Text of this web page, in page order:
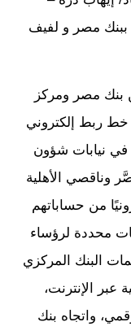
ببنك مصر و لفيف
بنك مصر ومركز
خط ربط إلكتروني
في نيابات شؤون
وناقصي الأهلية
من حساباتهم
محددة لرؤساء
البنك المركزي
الإنترنت،
واتجاه بنك